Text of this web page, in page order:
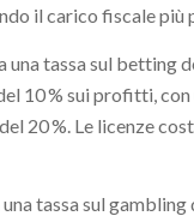
il carico fiscale più
tassa sul betting
10 % sui profitti, con
20 %. Le licenze
tassa sul gambling